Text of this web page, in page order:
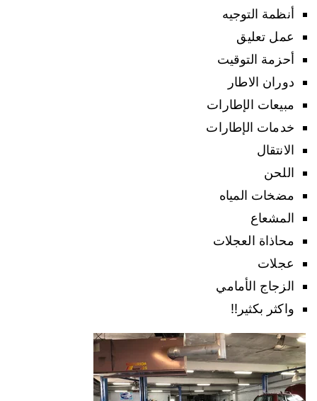
أنظمة التوجيه
عمل تعليق
أحزمة التوقيت
دوران الاطار
مبيعات الإطارات
خدمات الإطارات
الانتقال
اللحن
مضخات المياه
المشعاع
محاذاة العجلات
عجلات
الزجاج الأمامي
واكثر بكثير!!